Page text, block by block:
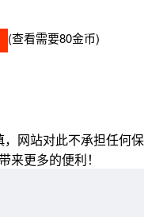
(查看需要80金币)
网站对此不承担任何保
来更多的便利！